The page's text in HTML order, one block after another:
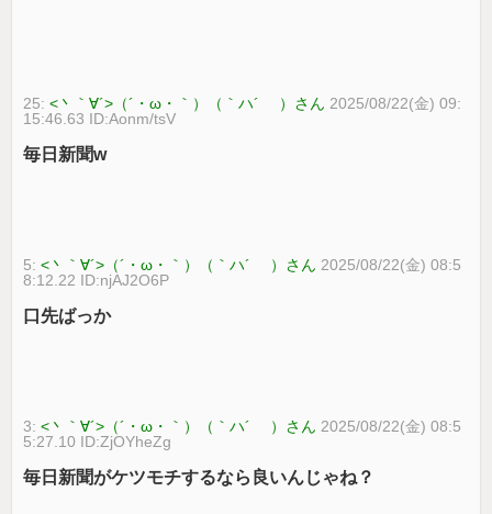
25:<丶｀∀´>（´・ω・｀）（｀ハ´ ）さん 2025/08/22(金) 09:
15:46.63 ID:Aonm/tsV
毎日新聞w
5:<丶｀∀´>（´・ω・｀）（｀ハ´ ）さん 2025/08/22(金) 08:5
8:12.22 ID:njAJ2O6P
口先ばっか
3:<丶｀∀´>（´・ω・｀）（｀ハ´ ）さん 2025/08/22(金) 08:5
5:27.10 ID:ZjOYheZg
毎日新聞がケツモチするなら良いんじゃね？